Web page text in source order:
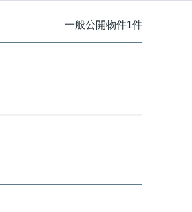
一般公開物件1件